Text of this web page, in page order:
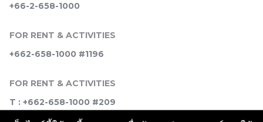
+66-2-658-1000
FOR RENT & ACTIVITIES
+662-658-1000 #1196
FOR RENT & ACTIVITIES
T : +662-658-1000 #209